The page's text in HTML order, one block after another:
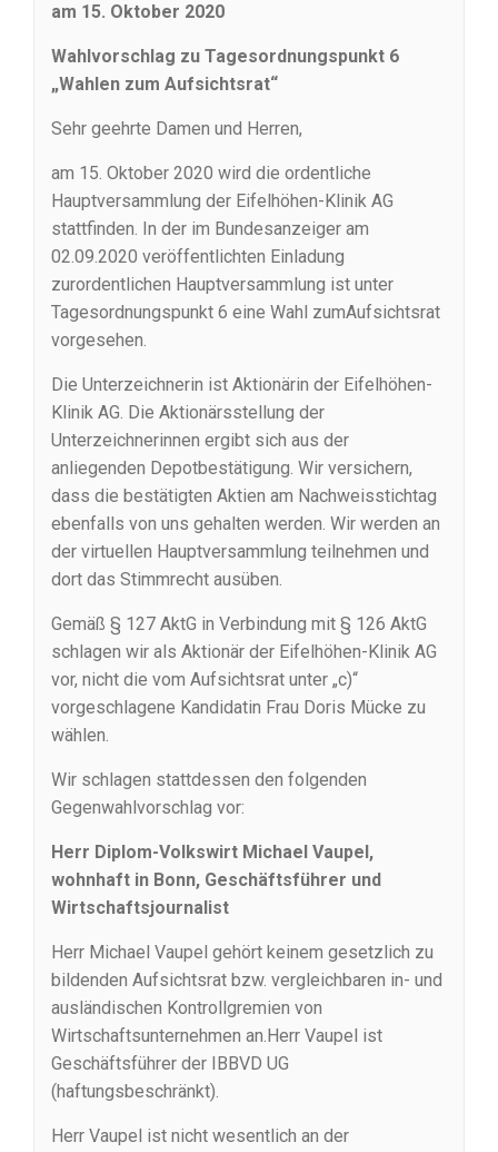
am 15. Oktober 2020
Wahlvorschlag zu Tagesordnungspunkt 6
„Wahlen zum Aufsichtsrat“
Sehr geehrte Damen und Herren,
am 15. Oktober 2020 wird die ordentliche
Hauptversammlung der Eifelhöhen-Klinik AG
stattfinden. In der im Bundesanzeiger am
02.09.2020 veröffentlichten Einladung
zurordentlichen Hauptversammlung ist unter
Tagesordnungspunkt 6 eine Wahl zumAufsichtsrat
vorgesehen.
Die Unterzeichnerin ist Aktionärin der Eifelhöhen-
Klinik AG. Die Aktionärsstellung der
Unterzeichnerinnen ergibt sich aus der
anliegenden Depotbestätigung. Wir versichern,
dass die bestätigten Aktien am Nachweisstichtag
ebenfalls von uns gehalten werden. Wir werden an
der virtuellen Hauptversammlung teilnehmen und
dort das Stimmrecht ausüben.
Gemäß § 127 AktG in Verbindung mit § 126 AktG
schlagen wir als Aktionär der Eifelhöhen-Klinik AG
vor, nicht die vom Aufsichtsrat unter „c)“
vorgeschlagene Kandidatin Frau Doris Mücke zu
wählen.
Wir schlagen stattdessen den folgenden
Gegenwahlvorschlag vor:
Herr Diplom-Volkswirt Michael Vaupel,
wohnhaft in Bonn, Geschäftsführer und
Wirtschaftsjournalist
Herr Michael Vaupel gehört keinem gesetzlich zu
bildenden Aufsichtsrat bzw. vergleichbaren in- und
ausländischen Kontrollgremien von
Wirtschaftsunternehmen an.Herr Vaupel ist
Geschäftsführer der IBBVD UG
(haftungsbeschränkt).
Herr Vaupel ist nicht wesentlich an der